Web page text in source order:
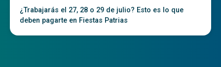
¿Trabajarás el 27, 28 o 29 de julio? Esto es lo que
deben pagarte en Fiestas Patrias